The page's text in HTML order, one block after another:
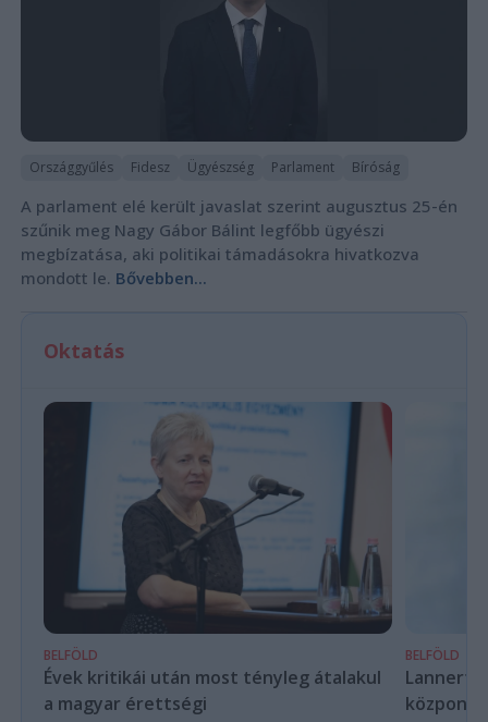
Országgyűlés Fidesz Ügyészség Parlament Bíróság
A parlament elé került javaslat szerint augusztus 25-én
szűnik meg Nagy Gábor Bálint legfőbb ügyészi
megbízatása, aki politikai támadásokra hivatkozva
mondott le. Bővebben...
Oktatás
BELFÖLD
Évek kritikái után most tényleg átalakul
a magyar érettségi
BELFÖLD
Lannert